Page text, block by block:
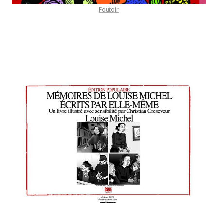
Foutoir